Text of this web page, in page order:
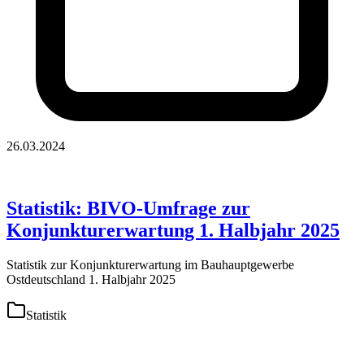
26.03.2024
Statistik: BIVO-Umfrage zur
Konjunkturerwartung 1. Halbjahr 2025
Statistik zur Konjunkturerwartung im Bauhauptgewerbe
Ostdeutschland 1. Halbjahr 2025
Statistik